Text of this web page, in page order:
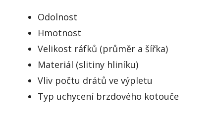
Odolnost
Hmotnost
Velikost ráfků (průměr a šířka)
Materiál (slitiny hliníku)
Vliv počtu drátů ve výpletu
Typ uchycení brzdového kotouče